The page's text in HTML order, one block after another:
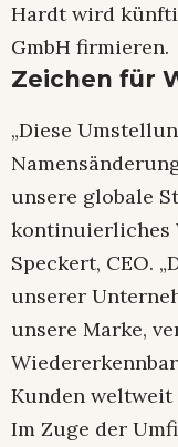
Hardt wird
GmbH firmieren.
Zeichen für
„Diese
unsere globale
kontinuierliches
Speckert, CEO.
unserer
unsere Marke,
Kunden weltweit
Im Zuge der